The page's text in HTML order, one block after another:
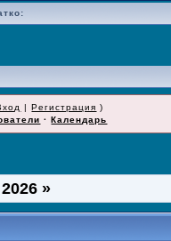
|Регистрация )
·Календарь
»